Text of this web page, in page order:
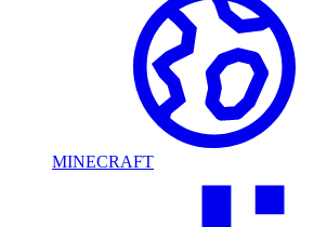
MINECRAFT